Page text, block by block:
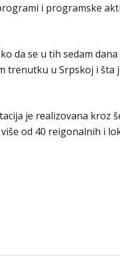
i programske
da se u tih sedam
u Srpskoj i šta
je realizovana kroz
od 40 reigonalnih i